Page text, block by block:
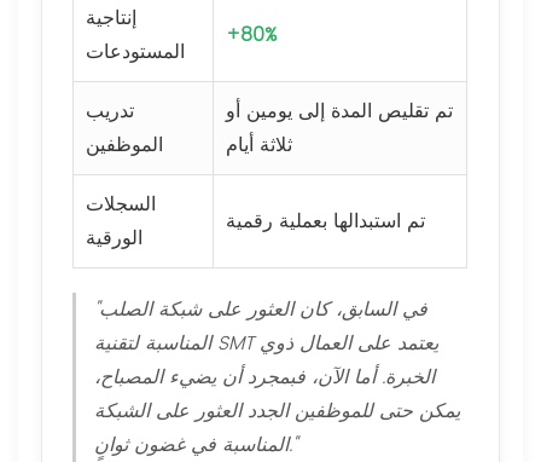
إنتاجية
المستودعات
+80%
تدريب
الموظفين
تم تقليص المدة إلى يومين أو
ثلاثة أيام
السجلات
الورقية
تم استبدالها بعملية رقمية
"في السابق، كان العثور على شبكة الصلب
المناسبة لتقنية SMT يعتمد على العمال ذوي
الخبرة. أما الآن، فبمجرد أن يضيء المصباح،
يمكن حتى للموظفين الجدد العثور على الشبكة
المناسبة في غضون ثوانٍ."